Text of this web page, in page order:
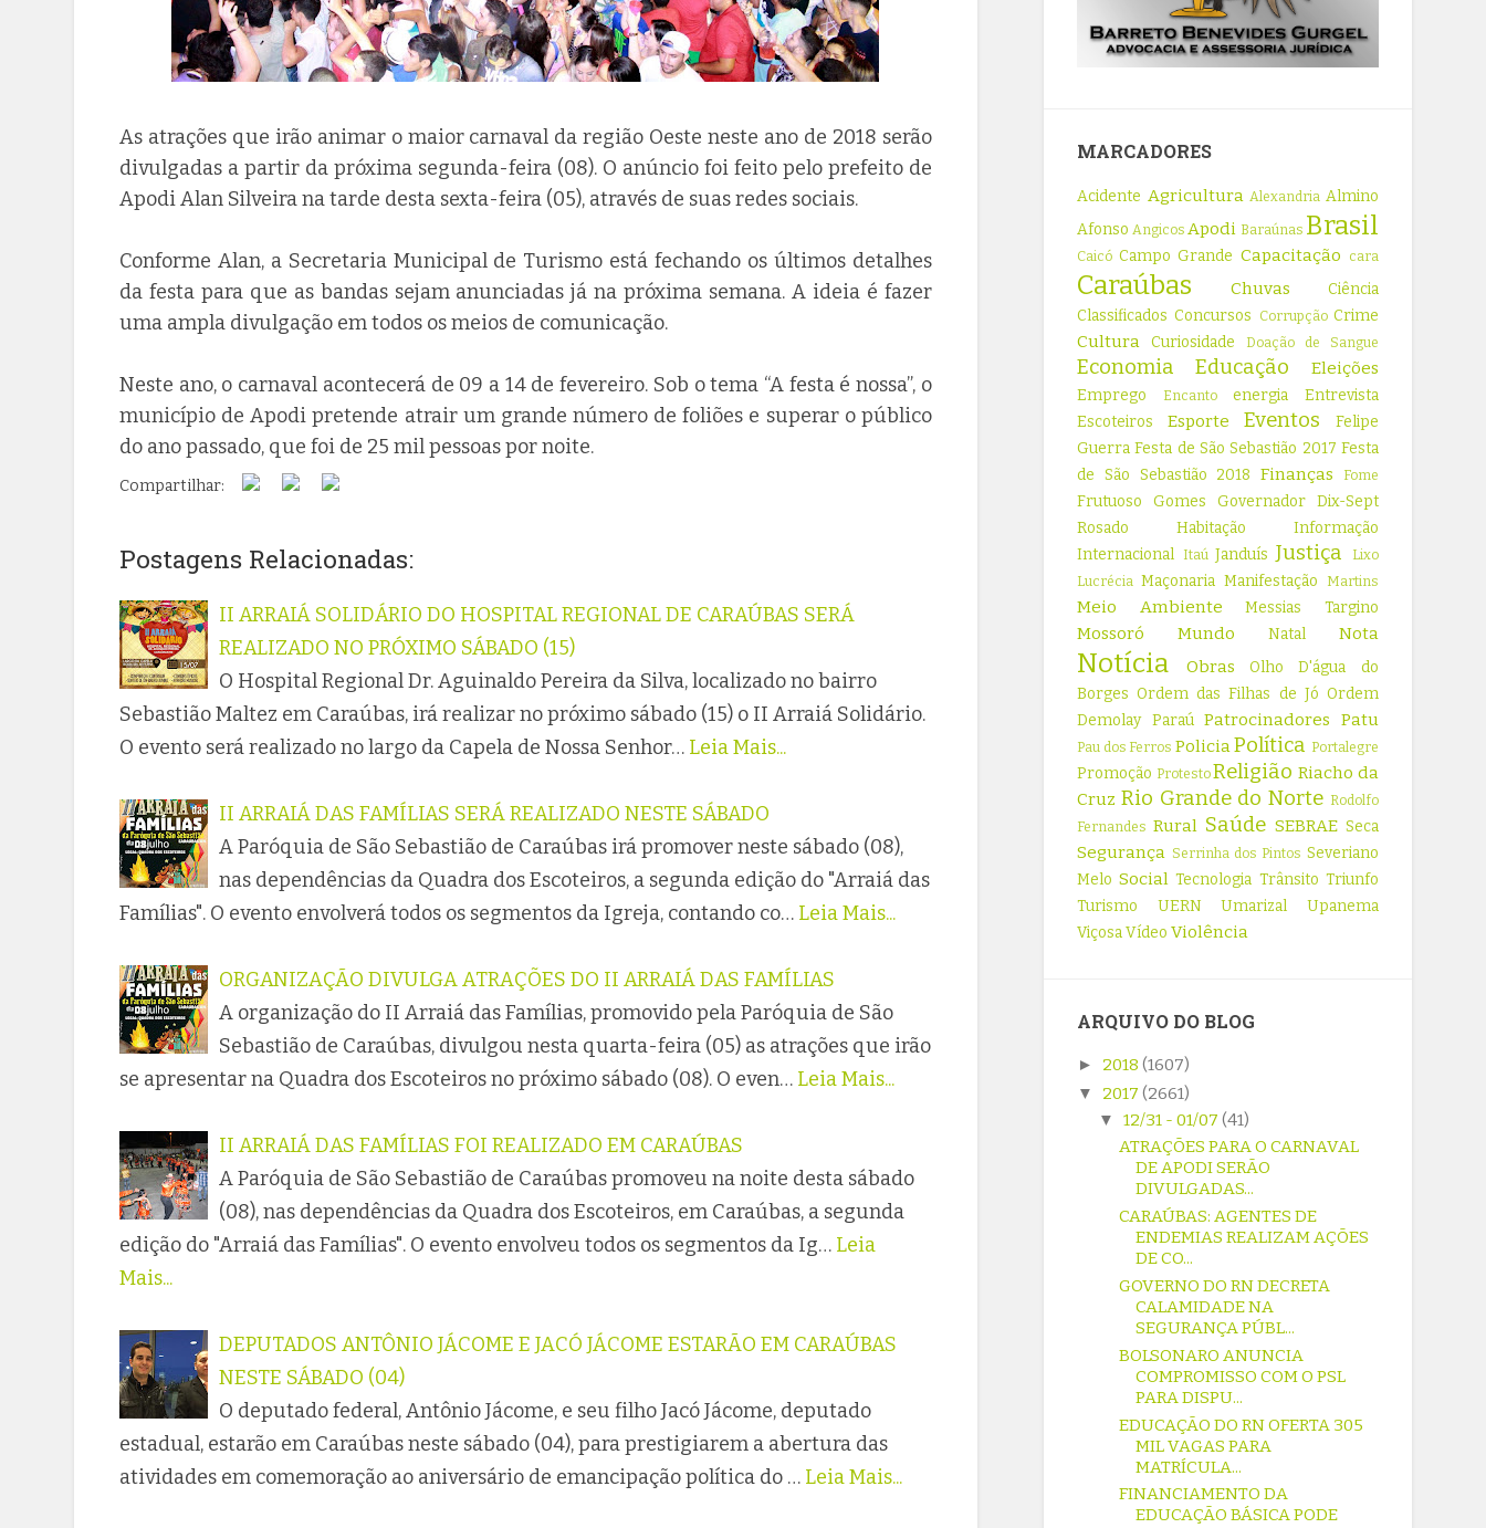
As atrações que irão animar o maior carnaval da região Oeste neste ano de 2018 serão
divulgadas a partir da próxima segunda-feira (08). O anúncio foi feito pelo prefeito de
Apodi Alan Silveira na tarde desta sexta-feira (05), através de suas redes sociais.
Conforme Alan, a Secretaria Municipal de Turismo está fechando os últimos detalhes
da festa para que as bandas sejam anunciadas já na próxima semana. A ideia é fazer
uma ampla divulgação em todos os meios de comunicação.
Neste ano, o carnaval acontecerá de 09 a 14 de fevereiro. Sob o tema “A festa é nossa”, o
município de Apodi pretende atrair um grande número de foliões e superar o público
do ano passado, que foi de 25 mil pessoas por noite.
Compartilhar:
Postagens Relacionadas:
II ARRAIÁ SOLIDÁRIO DO HOSPITAL REGIONAL DE CARAÚBAS SERÁ
REALIZADO NO PRÓXIMO SÁBADO (15)
O Hospital Regional Dr. Aguinaldo Pereira da Silva, localizado no bairro
Sebastião Maltez em Caraúbas, irá realizar no próximo sábado (15) o II Arraiá Solidário.
O evento será realizado no largo da Capela de Nossa Senhor… Leia Mais...
II ARRAIÁ DAS FAMÍLIAS SERÁ REALIZADO NESTE SÁBADO
A Paróquia de São Sebastião de Caraúbas irá promover neste sábado (08),
nas dependências da Quadra dos Escoteiros, a segunda edição do "Arraiá das
Famílias". O evento envolverá todos os segmentos da Igreja, contando co… Leia Mais...
ORGANIZAÇÃO DIVULGA ATRAÇÕES DO II ARRAIÁ DAS FAMÍLIAS
A organização do II Arraiá das Famílias, promovido pela Paróquia de São
Sebastião de Caraúbas, divulgou nesta quarta-feira (05) as atrações que irão
se apresentar na Quadra dos Escoteiros no próximo sábado (08). O even… Leia Mais...
II ARRAIÁ DAS FAMÍLIAS FOI REALIZADO EM CARAÚBAS
A Paróquia de São Sebastião de Caraúbas promoveu na noite desta sábado
(08), nas dependências da Quadra dos Escoteiros, em Caraúbas, a segunda
edição do "Arraiá das Famílias". O evento envolveu todos os segmentos da Ig… Leia
Mais...
DEPUTADOS ANTÔNIO JÁCOME E JACÓ JÁCOME ESTARÃO EM CARAÚBAS
NESTE SÁBADO (04)
O deputado federal, Antônio Jácome, e seu filho Jacó Jácome, deputado
estadual, estarão em Caraúbas neste sábado (04), para prestigiarem a abertura das
atividades em comemoração ao aniversário de emancipação política do … Leia Mais...
MARCADORES
Acidente Agricultura Alexandria Almino
Afonso Angicos Apodi Baraúnas Brasil
Caicó Campo Grande Capacitação cara
Caraúbas Chuvas
Ciência
Classificados Concursos Corrupção Crime
Cultura Curiosidade Doação de Sangue
Economia Educação Eleições
Emprego Encanto energia
Entrevista
Escoteiros
Esporte Eventos
Felipe
Guerra Festa de São Sebastião 2017 Festa
de São Sebastião 2018 Finanças Fome
Frutuoso Gomes
Governador Dix-Sept
Rosado
Habitação
Informação
Internacional
Itaú Janduís Justiça
Lixo
Lucrécia Maçonaria Manifestação Martins
Meio Ambiente Messias Targino
Mossoró Mundo Natal Nota
Notícia Obras
Olho D'água do
Borges Ordem das Filhas de Jó Ordem
Demolay Paraú Patrocinadores Patu
Pau dos Ferros PoliciaPolítica Portalegre
Promoção ProtestoReligião Riacho da
Cruz Rio Grande do Norte Rodolfo
Fernandes Rural Saúde SEBRAE Seca
Segurança Serrinha dos Pintos Severiano
Melo Social Tecnologia Trânsito Triunfo
Turismo
UERN Umarizal
Upanema
ViçosaVídeo Violência
ARQUIVO DO BLOG
► 2018(1607)
▼ 2017(2661)
▼ 12/31 - 01/07 (41)
ATRAÇÕES PARA O CARNAVAL
DE APODI SERÃO
DIVULGADAS...
CARAÚBAS: AGENTES DE
ENDEMIAS REALIZAM AÇÕES
DE CO...
GOVERNO DO RN DECRETA
CALAMIDADE NA
SEGURANÇA PÚBL...
BOLSONARO ANUNCIA
COMPROMISSO COM O PSL
PARA DISPU...
EDUCAÇÃO DO RN OFERTA 305
MIL VAGAS PARA
MATRÍCULA...
FINANCIAMENTO DA
EDUCAÇÃO BÁSICA PODE